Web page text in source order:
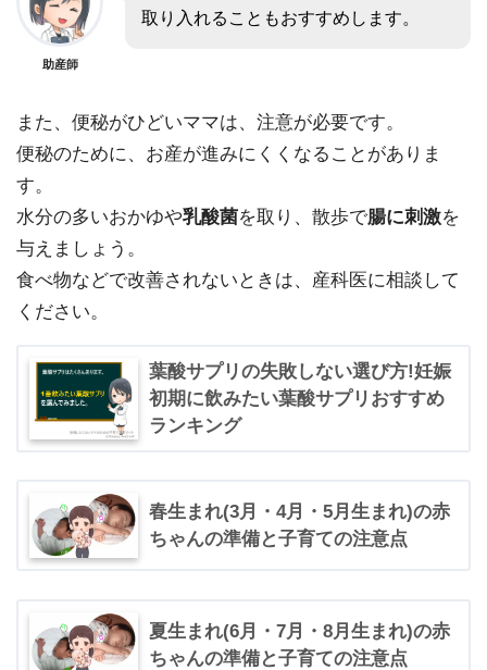
助産師
取り入れることもおすすめします。
また、便秘がひどいママは、注意が必要です。
便秘のために、お産が進みにくくなることがありま
す。
水分の多いおかゆや乳酸菌を取り、散歩で腸に刺激を
与えましょう。
食べ物などで改善されないときは、産科医に相談して
ください。
葉酸サプリの失敗しない選び方!妊娠
初期に飲みたい葉酸サプリおすすめ
ランキング
春生まれ(3月・4月・5月生まれ)の赤
ちゃんの準備と子育ての注意点
夏生まれ(6月・7月・8月生まれ)の赤
ちゃんの準備と子育ての注意点